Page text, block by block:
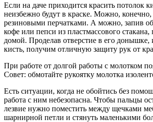
Если на даче приходится красить потолок
неизбежно будут в краске. Можно, конечно,
резиновыми перчатками. А можно, запив
кофе или пепси из пластмассового стакана,
домой. Проделав отверстие в его донышке,
кисть, получим отличную защиту рук от
При работе от долгой работы с молотком
Совет: обмотайте рукоятку молотка
Есть ситуации, когда не обойтись без
работа с ним небезопасна. Чтобы пальцы
лезвие нужно поместить между щечками
шарнирной петли и стянуть маленькими